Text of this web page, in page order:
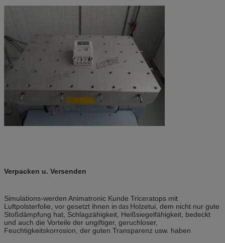
Verpacken u. Versenden
Simulations-werden Animatronic Kunde Triceratops mit
Luftpolsterfolie, vor gesetzt ihnen in das Holzetui, dem nicht nur gute
Stoßdämpfung hat, Schlagzähigkeit, Heißsiegelfähigkeit, bedeckt
und auch die Vorteile der ungiftiger, geruchloser,
Feuchtigkeitskorrosion, der guten Transparenz usw. haben